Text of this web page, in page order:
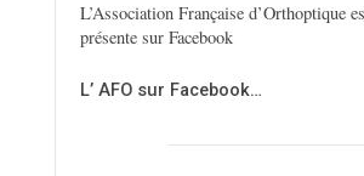
L’Association Française d’Orthoptique
présente sur Facebook
L’ AFO sur Facebook…